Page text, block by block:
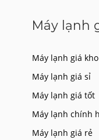
Máy lạnh
Máy lạnh giá kho
Máy lạnh giá sỉ
Máy lạnh giá tốt
Máy lạnh chính
Máy lạnh giá rẻ